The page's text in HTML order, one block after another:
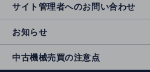
サイト管理者へのお問い合わせ
お知らせ
中古機械売買の注意点